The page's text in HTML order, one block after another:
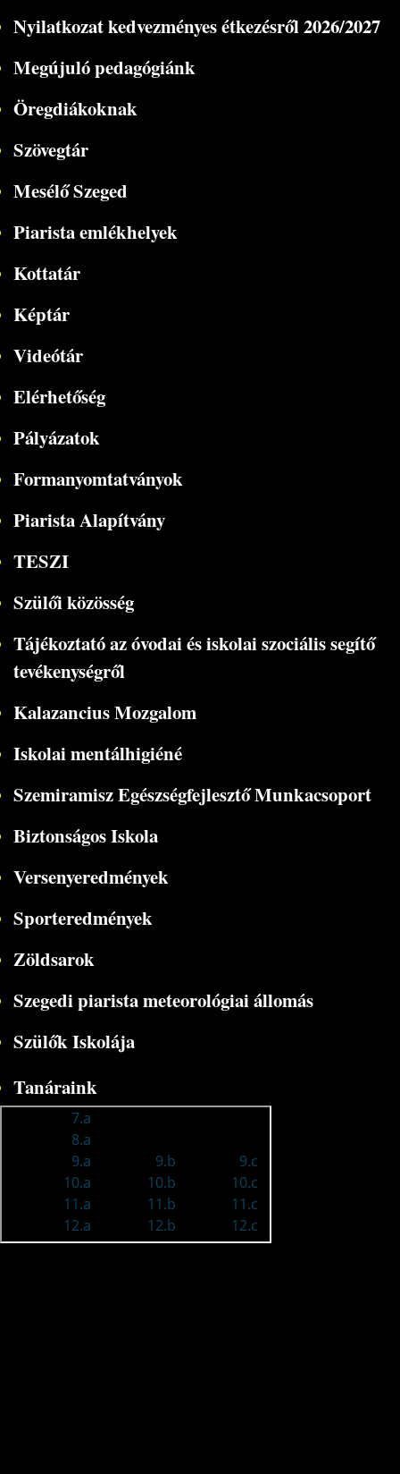
Nyilatkozat kedvezményes étkezésről 2026/2027
Megújuló pedagógiánk
Öregdiákoknak
Szövegtár
Mesélő Szeged
Piarista emlékhelyek
Kottatár
Képtár
Videótár
Elérhetőség
Pályázatok
Formanyomtatványok
Piarista Alapítvány
TESZI
Szülői közösség
Tájékoztató az óvodai és iskolai szociális segítő
tevékenységről
Kalazancius Mozgalom
Iskolai mentálhigiéné
Szemiramisz Egészségfejlesztő Munkacsoport
Biztonságos Iskola
Versenyeredmények
Sporteredmények
Zöldsarok
Szegedi piarista meteorológiai állomás
Szülők Iskolája
Tanáraink